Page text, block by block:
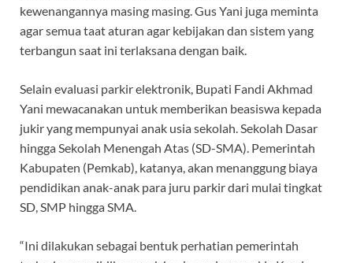
kewenangannya masing masing. Gus Yani juga meminta
agar semua taat aturan agar kebijakan dan sistem yang
terbangun saat ini terlaksana dengan baik.
Selain evaluasi parkir elektronik, Bupati Fandi Akhmad
Yani mewacanakan untuk memberikan beasiswa kepada
jukir yang mempunyai anak usia sekolah. Sekolah Dasar
hingga Sekolah Menengah Atas (SD-SMA). Pemerintah
Kabupaten (Pemkab), katanya, akan menanggung biaya
pendidikan anak-anak para juru parkir dari mulai tingkat
SD, SMP hingga SMA.
“Ini dilakukan sebagai bentuk perhatian pemerintah